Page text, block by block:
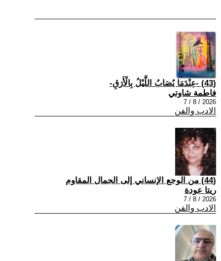
(43) -عِنْدَمَا يُصَابُ اللَّيْلُ بِالْأَرَقِ-
فاطمة شاوتي
2026 / 8 / 7
الادب والفن
(44) من الوجع الإنساني إلى الجمال المقاوم
ريتا عودة
2026 / 8 / 7
الادب والفن